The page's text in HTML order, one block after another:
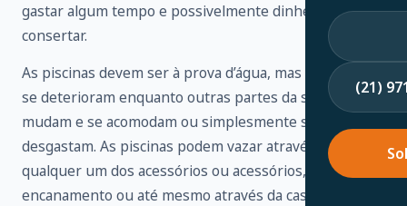
(21)
gastar algum tempo e possivelmente dinheiro para
consertar.
As piscinas devem ser à prova d’água, mas os selantes
se deterioram enquanto outras partes da sua piscina
mudam e se acomodam ou simplesmente se
desgastam. As piscinas podem vazar através de
qualquer um dos acessórios ou acessórios,
encanamento ou até mesmo através da casca. É